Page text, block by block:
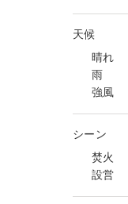
天候
晴れ
雨
強風
シーン
焚火
設営